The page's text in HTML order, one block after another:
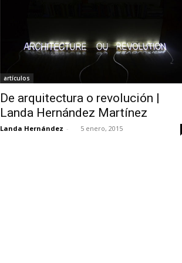
artículos
De arquitectura o revolución |
Landa Hernández Martínez
Landa Hernández - 5 enero, 2015